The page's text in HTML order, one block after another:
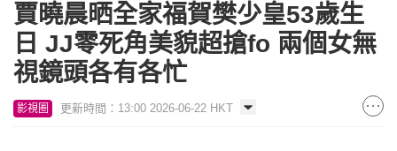
賈曉晨晒全家福賀樊少皇53歲生
日 JJ零死角美貌超搶fo 兩個女無
視鏡頭各有各忙
影視圈 更新時間：13:00 2026-06-22 HKT